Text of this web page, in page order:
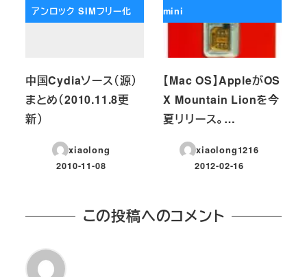
アンロック SIMフリー化
中国Cydiaソース（源）
まとめ（2010.11.8更
新）
xiaolong
投稿日
2010-11-08
mini
【Mac OS】AppleがOS
X Mountain Lionを今
夏リリース。…
xiaolong1216
投稿日
2012-02-16
この投稿へのコメント